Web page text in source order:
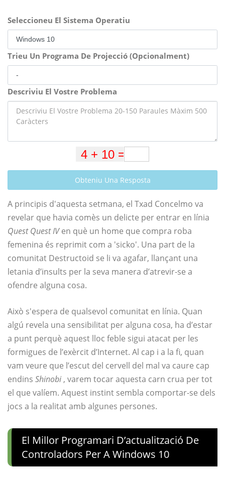
Seleccioneu El Sistema Operatiu
Trieu Un Programa De Projecció (Opcionalment)
Descriviu El Vostre Problema
Obteniu Una Resposta
A principis d'aquesta setmana, el Txad Concelmo va
revelar que havia comès un delicte per entrar en línia
Quest Quest IVen què un home que compra roba
femenina és reprimit com a 'sicko'. Una part de la
comunitat Destructoid se li va agafar, llançant una
letania d’insults per la seva manera d’atrevir-se a
ofendre alguna cosa.
Això s'espera de qualsevol comunitat en línia. Quan
algú revela una sensibilitat per alguna cosa, ha d’estar
a punt perquè aquest lloc feble sigui atacat per les
formigues de l’exèrcit d’Internet. Al cap i a la fi, quan
vam veure que l’escut del cervell del mal va caure cap
endins Shinobi , varem tocar aquesta carn crua per tot
el que valíem. Aquest instint sembla comportar-se dels
jocs a la realitat amb algunes persones.
El Millor Programari D’actualització De
Controladors Per A Windows 10